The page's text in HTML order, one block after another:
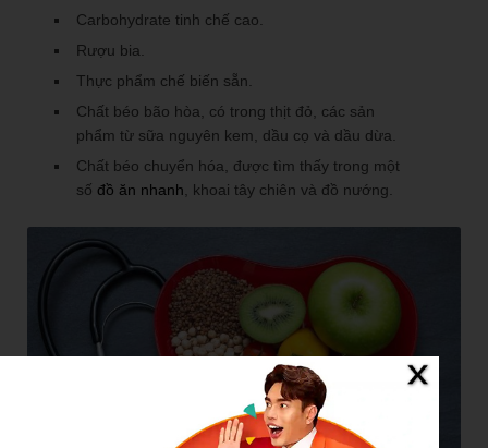
Carbohydrate tinh chế cao.
Rượu bia.
Thực phẩm chế biến sẵn.
Chất béo bão hòa, có trong thịt đỏ, các sản
phẩm từ sữa nguyên kem, dầu cọ và dầu dừa.
Chất béo chuyển hóa, được tìm thấy trong một
số đồ ăn nhanh , khoai tây chiên và đồ nướng.